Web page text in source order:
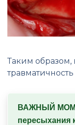
Таким образом,
ВАЖНЫЙ
пересыхания